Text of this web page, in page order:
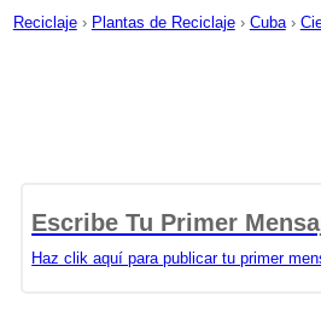
Reciclaje › Plantas de Reciclaje › Cuba ›
Escribe Tu Primer
Haz clik aquí para publicar tu primer